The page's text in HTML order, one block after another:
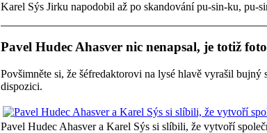
Karel Sýs Jirku napodobil až po skandování pu-sin-ku, pu-
Pavel Hudec Ahasver nic nenapsal, je totiž
Povšimněte si, že šéfredaktorovi na lysé hlavě vyrašil
dispozici.
Pavel Hudec Ahasver a Karel Sýs si slíbili, že vytvoří